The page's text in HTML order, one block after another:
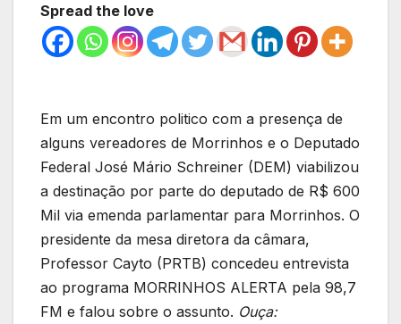
Spread the love
Em um encontro politico com a presença de
alguns vereadores de Morrinhos e o Deputado
Federal José Mário Schreiner (DEM) viabilizou
a destinação por parte do deputado de R$ 600
Mil via emenda parlamentar para Morrinhos. O
presidente da mesa diretora da câmara,
Professor Cayto (PRTB) concedeu entrevista
ao programa MORRINHOS ALERTA pela 98,7
FM e falou sobre o assunto. Ouça:Tocador